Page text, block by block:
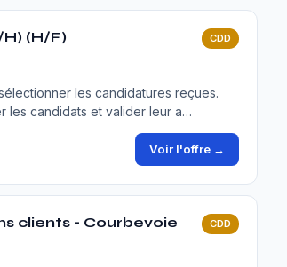
(H/F) CDD
les candidatures reçues.
les candidats et valider leur a…
Voir l'offre →
clients - Courbevoie
CDD